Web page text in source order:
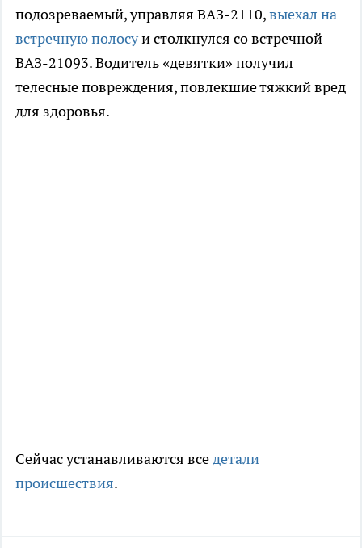
подозреваемый, управляя ВАЗ-2110,выехал на
встречную полосуи столкнулся со встречной
ВАЗ-21093. Водитель «девятки» получил
телесные повреждения, повлекшие тяжкий вред
для здоровья.
Сейчас устанавливаются вседетали
происшествия.